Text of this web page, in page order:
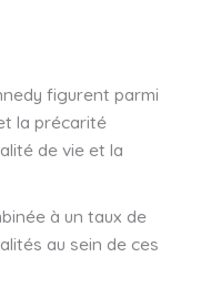
figurent parmi
la précarité
de vie et la
à un taux de
au sein de ces